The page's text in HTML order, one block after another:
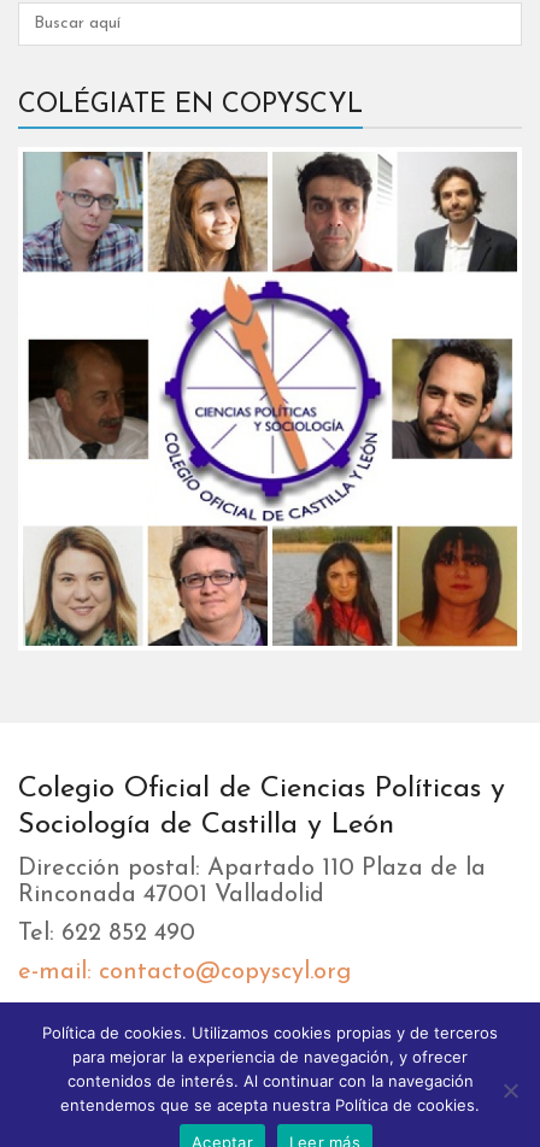
COLÉGIATE EN COPYSCYL
Colegio Oficial de Ciencias Políticas y
Sociología de Castilla y León
Dirección postal: Apartado 110 Plaza de la
Rinconada 47001 Valladolid
Tel: 622 852 490
e-mail: contacto@copyscyl.org
LIKEBOX
Política de cookies. Utilizamos cookies propias y de terceros
para mejorar la experiencia de navegación, y ofrecer
contenidos de interés. Al continuar con la navegación
entendemos que se acepta nuestra Política de cookies.
Aceptar
Leer más